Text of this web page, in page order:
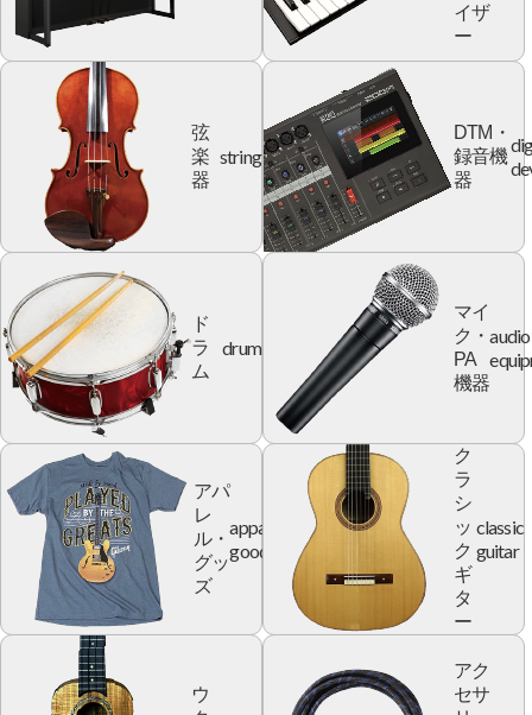
イザ
ー
弦
楽
器
string
DTM・
録音機
器
ド
ラ
ム
drum
マイ
ク・
PA
機器
audio
アパ
レ
ル・
グッ
ズ
apparel
goods
ク
ラ
シ
ッ
ク
ギ
タ
ー
classic
guitar
ウ
アク
セサ